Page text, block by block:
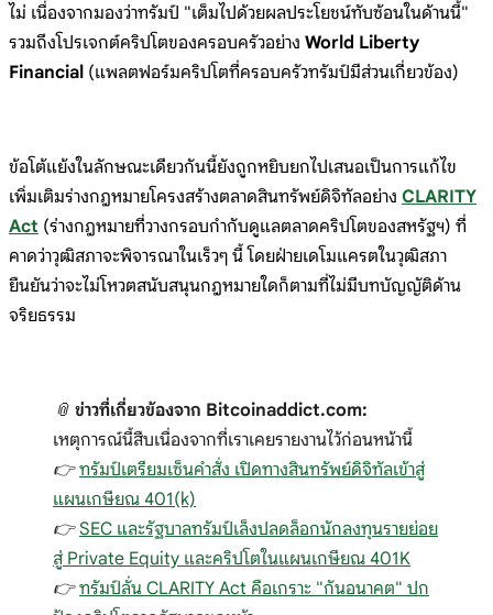
ไม่ เนื่องจากมองว่าทรัมป์ "เต็มไปด้วยผลประโยชน์ทับซ้อนในด้านนี้"
รวมถึงโปรเจกต์คริปโตของครอบครัวอย่าง World Liberty
Financial (แพลตฟอร์มคริปโตที่ครอบครัวทรัมป์มีส่วนเกี่ยวข้อง)
ข้อโต้แย้งในลักษณะเดียวกันนี้ยังถูกหยิบยกไปเสนอเป็นการแก้ไข
เพิ่มเติมร่างกฎหมายโครงสร้างตลาดสินทรัพย์ดิจิทัลอย่าง CLARITY
Act (ร่างกฎหมายที่วางกรอบกำกับดูแลตลาดคริปโตของสหรัฐฯ) ที่
คาดว่าวุฒิสภาจะพิจารณาในเร็วๆ นี้ โดยฝ่ายเดโมแครตในวุฒิสภา
ยืนยันว่าจะไม่โหวตสนับสนุนกฎหมายใดก็ตามที่ไม่มีบทบัญญัติด้าน
จริยธรรม
📎 ข่าวที่เกี่ยวข้องจาก Bitcoinaddict.com:
เหตุการณ์นี้สืบเนื่องจากที่เราเคยรายงานไว้ก่อนหน้านี้
👉ทรัมป์เตรียมเซ็นคำสั่ง เปิดทางสินทรัพย์ดิจิทัลเข้าสู่
แผนเกษียณ 401(k)
👉SEC และรัฐบาลทรัมป์เล็งปลดล็อกนักลงทุนรายย่อย
สู่ Private Equity และคริปโตในแผนเกษียณ 401K
👉ทรัมป์ลั่น CLARITY Act คือเกราะ "กันอนาคต" ปก